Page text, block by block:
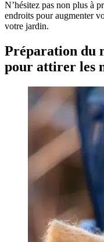
N’hésitez pas non plus à
endroits pour augmenter
votre jardin.
Préparation du
pour attirer les